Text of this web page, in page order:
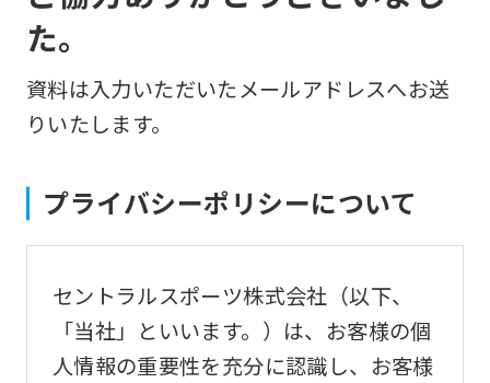
た。
資料は入力いただいたメールアドレスへお送
りいたします。
プライバシーポリシーについて
セントラルスポーツ株式会社（以下、
「当社」といいます。）は、お客様の個
人情報の重要性を充分に認識し、お客様